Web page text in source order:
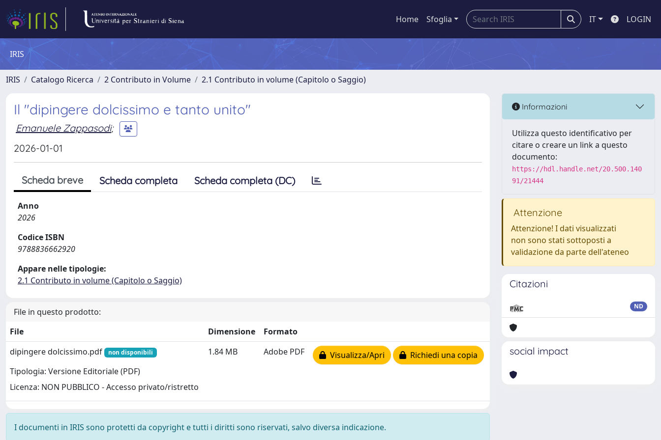
Home Sfoglia IT LOGIN
IRIS
IRIS Catalogo Ricerca 2 Contributo in Volume 2.1 Contributo in volume (Capitolo o Saggio)
Il "dipingere dolcissimo e tanto unito"
Emanuele Zappasodi;
2026-01-01
Scheda breve Scheda completa Scheda completa (DC)
Anno
2026
Codice ISBN
9788836662920
Appare nelle tipologie:
2.1 Contributo in volume (Capitolo o Saggio)
File in questo prodotto:
File
Dimensione
Formato
dipingere dolcissimo.pdf
non disponibili
Tipologia: Versione Editoriale (PDF)
Licenza: NON PUBBLICO - Accesso privato/ristretto
1.84 MB Adobe PDF Visualizza/Apri Richiedi una copia
I documenti in IRIS sono protetti da copyright e tutti i diritti sono riservati, salvo diversa indicazione.
Informazioni
Utilizza questo identificativo per
citare o creare un link a questo
documento:
https://hdl.handle.net/20.500.140
91/21444
Attenzione
Attenzione! I dati visualizzati
non sono stati sottoposti a
validazione da parte dell'ateneo
Citazioni
ND
social impact